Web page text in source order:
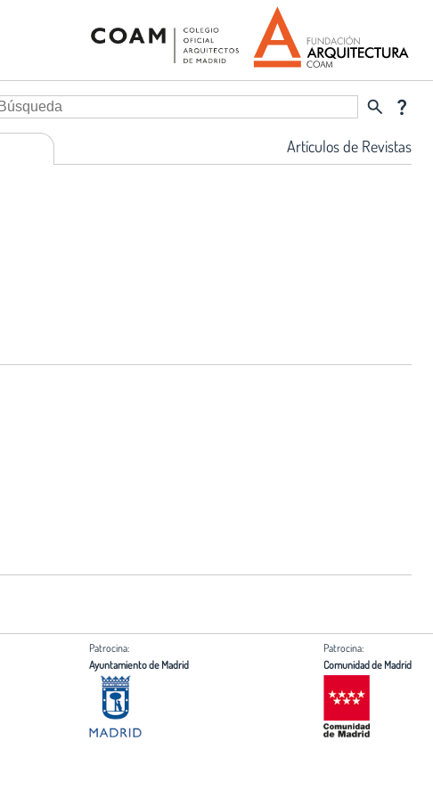
search question_mark
Artículos de Revistas
Patrocina:
Ayuntamiento de Madrid
Patrocina:
Comunidad de Madrid